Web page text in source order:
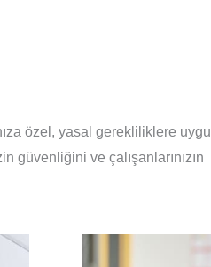
özel, yasal gerekliliklere
güvenliğini ve çalışanlarınızın